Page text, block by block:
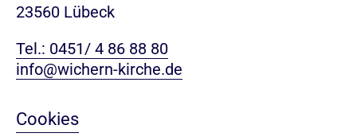
23560 Lübeck
Tel.: 0451/ 4 86 88 80
info@wichern-kirche.de
Cookies